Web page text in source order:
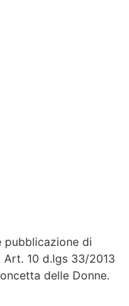
pubblicazione di
10 d.lgs 33/2013
delle Donne.